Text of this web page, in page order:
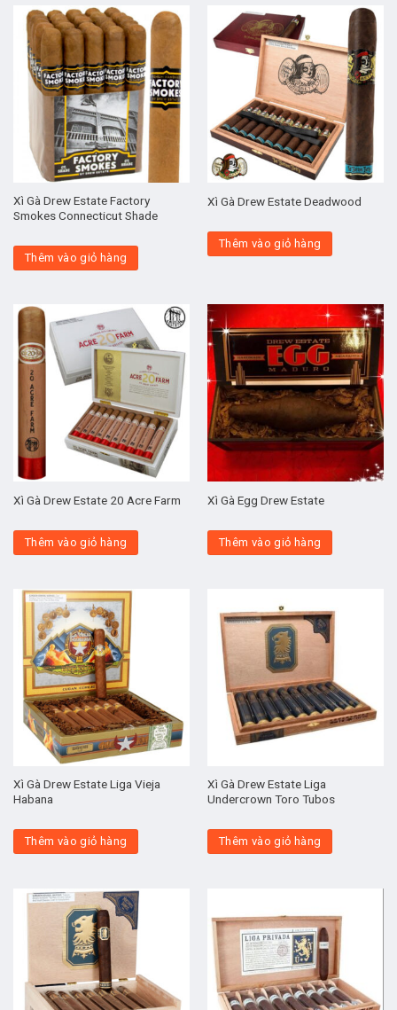
Xì Gà Drew Estate Factory
Smokes Connecticut Shade
Thêm vào giỏ hàng
Xì Gà Drew Estate Deadwood
Thêm vào giỏ hàng
Xì Gà Drew Estate 20 Acre Farm
Thêm vào giỏ hàng
Xì Gà Egg Drew Estate
Thêm vào giỏ hàng
Xì Gà Drew Estate Liga Vieja
Habana
Thêm vào giỏ hàng
Xì Gà Drew Estate Liga
Undercrown Toro Tubos
Thêm vào giỏ hàng